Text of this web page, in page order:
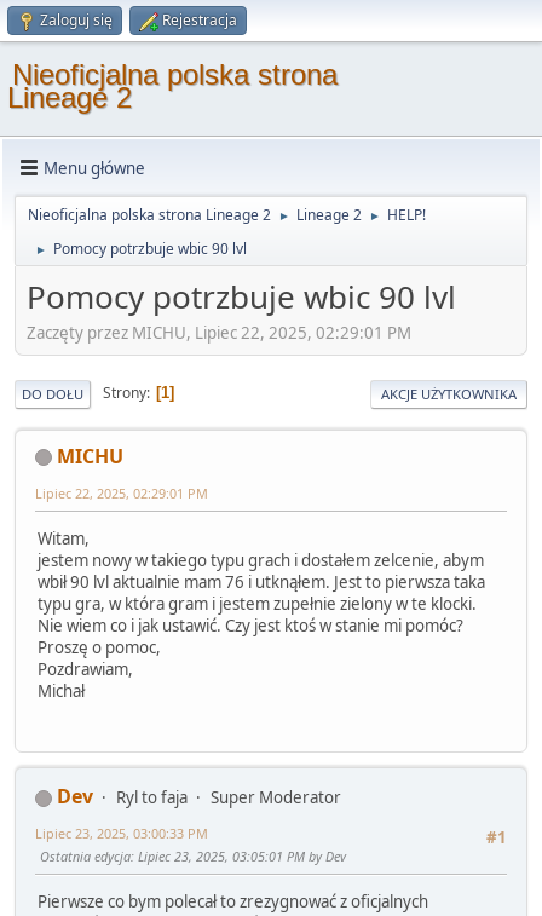
Zaloguj się Rejestracja
Nieoficjalna polska strona
Lineage 2
Menu główne
Nieoficjalna polska strona Lineage 2 ► Lineage 2 ► HELP!
► Pomocy potrzbuje wbic 90 lvl
Pomocy potrzbuje wbic 90 lvl
Zaczęty przez MICHU, Lipiec 22, 2025, 02:29:01 PM
DO DOŁU Strony 1 AKCJE UŻYTKOWNIKA
MICHU
Lipiec 22, 2025, 02:29:01 PM
Witam,
jestem nowy w takiego typu grach i dostałem zelcenie, abym
wbił 90 lvl aktualnie mam 76 i utknąłem. Jest to pierwsza taka
typu gra, w która gram i jestem zupełnie zielony w te klocki.
Nie wiem co i jak ustawić. Czy jest ktoś w stanie mi pomóc?
Proszę o pomoc,
Pozdrawiam,
Michał
Dev Ryl to faja
Super Moderator
#1
Lipiec 23, 2025, 03:00:33 PM
Ostatnia edycja: Lipiec 23, 2025, 03:05:01 PM by Dev
Pierwsze co bym polecał to zrezygnować z oficjalnych